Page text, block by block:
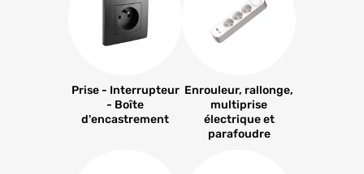
Prise - Interrupteur
- Boîte
d'encastrement
Enrouleur, rallonge,
multiprise
électrique et
parafoudre